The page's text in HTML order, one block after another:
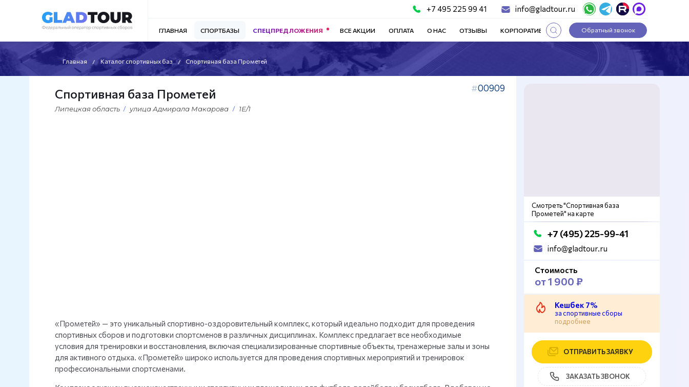
+7 495 225 99 41 info@gladtour.ru
ГЛАВНАЯ СПОРТБАЗЫ СПЕЦПРЕДЛОЖЕНИЯ ВСЕ АКЦИИ ОПЛАТА О НАС ОТЗЫВЫ КОРПОРАТИВНЫЕ ТУРЫ СТАТЬИ
Обратный звонок
Главная Каталог спортивных баз Спортивная база Прометей
00909
Спортивная база Прометей
Липецкая область улица Адмирала Макарова 1Е/1
«Прометей» — это уникальный спортивно-оздоровительный комплекс, который идеально подходит для проведения
спортивных сборов и подготовки спортсменов в различных дисциплинах. Комплекс предлагает все необходимые
условия для тренировки и восстановления, включая специализированные спортивные объекты, тренажерные залы и зоны
для активного отдыха. «Прометей» широко используется для проведения спортивных мероприятий и тренировок
профессиональными спортсменами.
Смотреть "Спортивная база
Прометей" на карте
+7 (495) 225-99-41
info@gladtour.ru
Стоимость
от 1 900 ₽
Кешбек 7%
за спортивные сборы
подробнее
ОТПРАВИТЬ ЗАЯВКУ
ЗАКАЗАТЬ ЗВОНОК